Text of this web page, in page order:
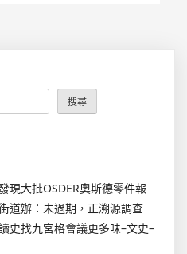
搜尋
現大批OSDER奧斯德零件報
道辦：未過期，正溯源調查
史找九宮格會議更多味–文史–